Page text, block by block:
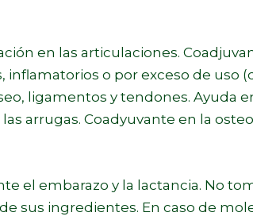
en las articulaciones.
inflamatorios o por exceso de uso
ligamentos y tendones. Ayuda
arrugas. Coadyuvante en la
el embarazo y la lactancia. No
sus ingredientes. En caso de